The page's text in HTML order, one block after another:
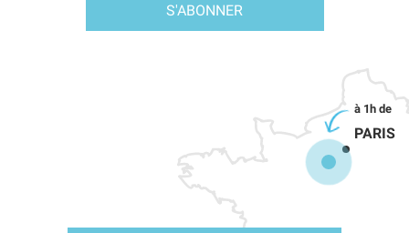
S'ABONNER
PARIS